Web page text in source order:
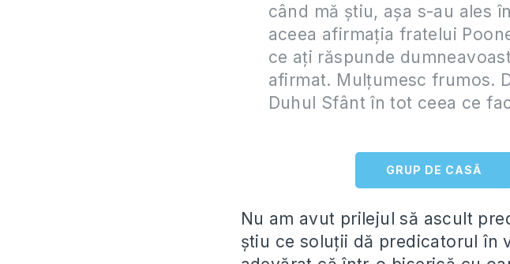
când mă știu, așa s-au ales
aceea afirmația fratelui
ce ați răspunde
afirmat. Mulțumesc frumos.
Duhul Sfânt în tot ceea ce
GRUP DE CASĂ
Nu am avut prilejul să ascult
știu ce soluții dă predicatorul în